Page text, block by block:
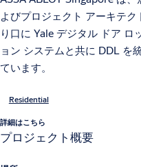
よびプロジェクト アーキテ
り口に Yale デジタル ドア
ョン システムと共に DDL を
ています。
Residential
詳細はこちら
プロジェクト概要